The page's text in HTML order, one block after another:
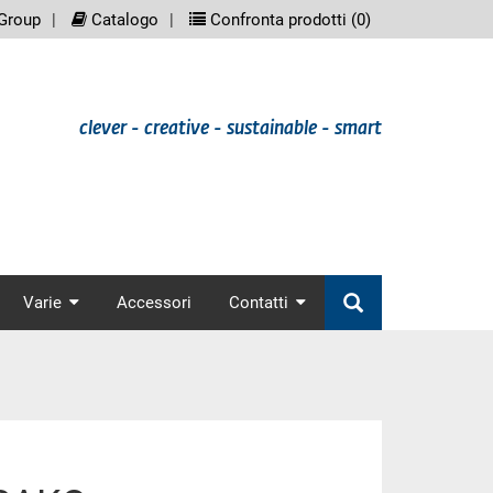
Catalogo Confronta prodotti (0)
clever - creative - sustainable - smart
Varie Accessori Contatti